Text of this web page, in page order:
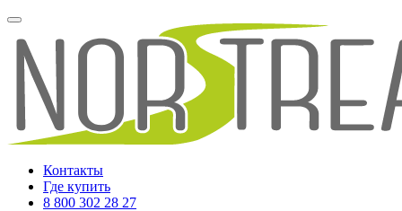
Контакты
Где купить
8 800 302 28 27